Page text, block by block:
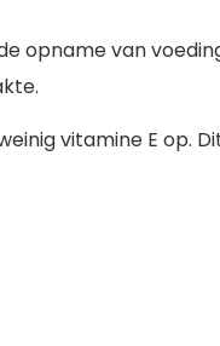
opname van
vitamine E op.